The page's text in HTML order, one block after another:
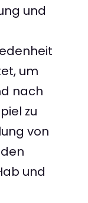
und
um
nach
zu
von
und